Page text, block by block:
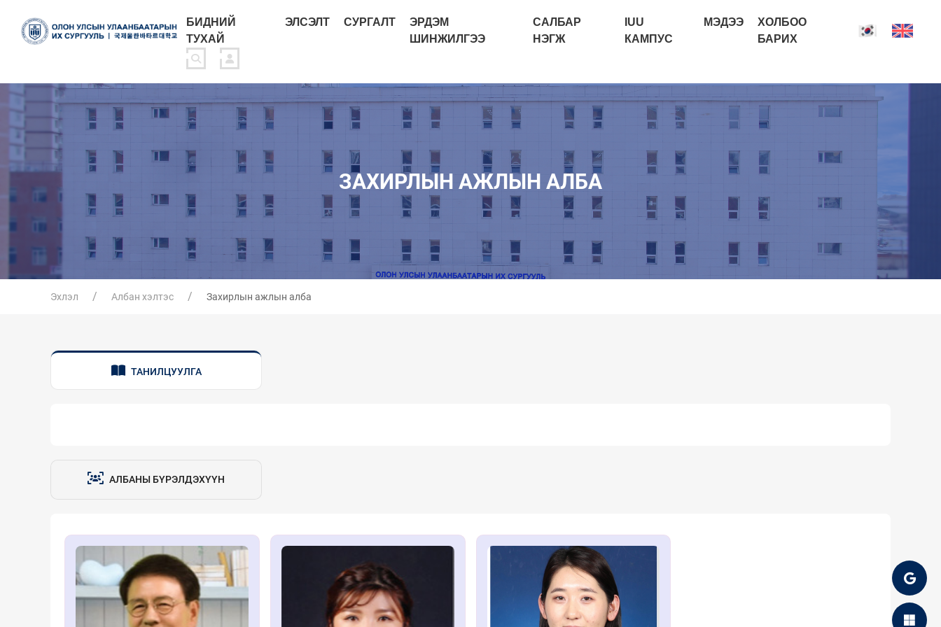
БИДНИЙ
ТУХАЙ
ЭЛСЭЛТ СУРГАЛТ
ЭРДЭМ
ШИНЖИЛГЭЭ
САЛБАР
НЭГЖ
IUU
КАМПУС
МЭДЭЭ
ХОЛБОО
БАРИХ
ЗАХИРЛЫН АЖЛЫН АЛБА
Эхлэл Албан хэлтэс Захирлын ажлын алба
ТАНИЛЦУУЛГА
АЛБАНЫ БҮРЭЛДЭХҮҮН